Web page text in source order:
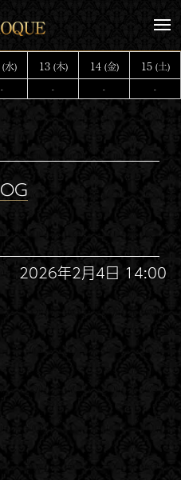
メ
ュ
ー
(水) 13 (木) 14 (金) 15 (土)
- - - -
2026年2月4日 14:00